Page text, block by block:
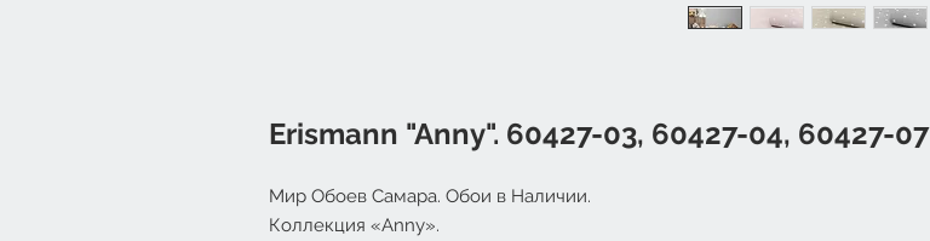
Erismann "Anny". 60427-03, 60427-04, 60427-07
Мир Обоев Самара. Обои в Наличии.
Коллекция «Anny».